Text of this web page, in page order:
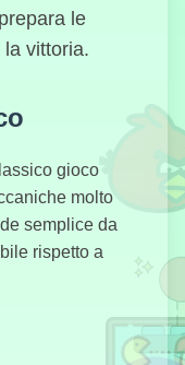
Block Blast
le
vittoria.
gioco
molto
semplice da
rispetto a